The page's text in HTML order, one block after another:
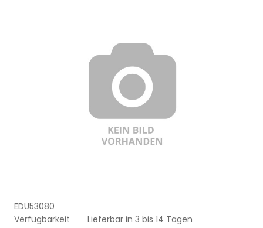
EDU53080
Verfügbarkeit
Lieferbar in 3 bis 14 Tagen